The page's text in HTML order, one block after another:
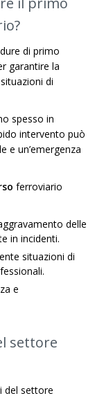
di primo
garantire la
di
spesso in
intervento può
e un’emergenza
ferroviario
delle
in incidenti.
situazioni di
e
settore
del settore